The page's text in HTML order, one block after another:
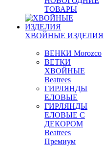
ТОВАРЫ
ХВОЙНЫЕ ИЗДЕЛИЯ
ВЕНКИ Morozco
ВЕТКИ
ХВОЙНЫЕ
Beatrees
ГИРЛЯНДЫ
ЕЛОВЫЕ
ГИРЛЯНДЫ
ЕЛОВЫЕ С
ДЕКОРОМ
Beatrees
Премиум